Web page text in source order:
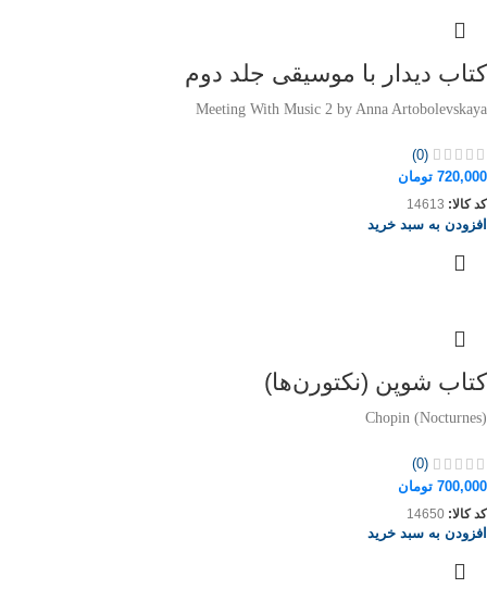
کتاب دیدار با موسیقی جلد دوم
Meeting With Music 2 by Anna Artobolevskaya
(0)
720,000 تومان
کد کالا: 14613
افزودن به سبد خرید
کتاب شوپن (نکتورن‌ها)
Chopin (Nocturnes)
(0)
700,000 تومان
کد کالا: 14650
افزودن به سبد خرید